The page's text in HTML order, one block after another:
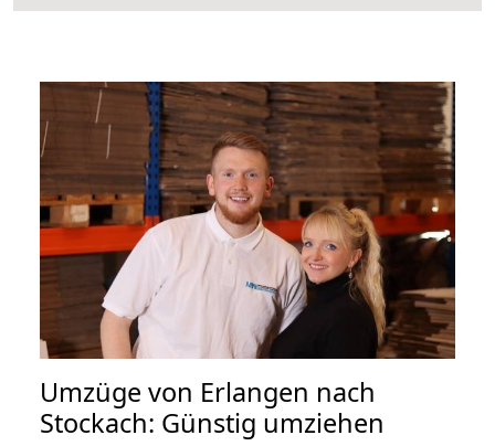
Umzüge von Erlangen nach
Stockach: Günstig umziehen